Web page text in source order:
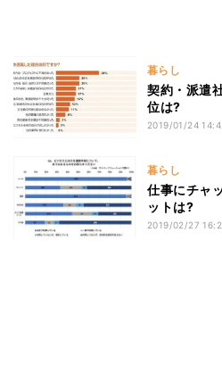
暮らし
契約・派遣
位は?
2019/01/24
暮らし
仕事にチャ
ットは?
2019/02/27